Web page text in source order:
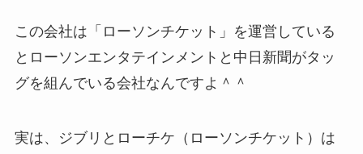
この会社は「ローソンチケット」を運営している
とローソンエンタテインメントと中日新聞がタッ
グを組んでいる会社なんですよ＾＾
実は、ジブリとローチケ（ローソンチケット）は